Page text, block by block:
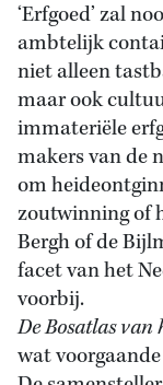
‘Erfgoed’ zal
ambtelijk
niet alleen
maar ook
immateriële
makers van de
om
zoutwinning of
Bergh of de
facet van het
voorbij.
DeBosatlas van
wat